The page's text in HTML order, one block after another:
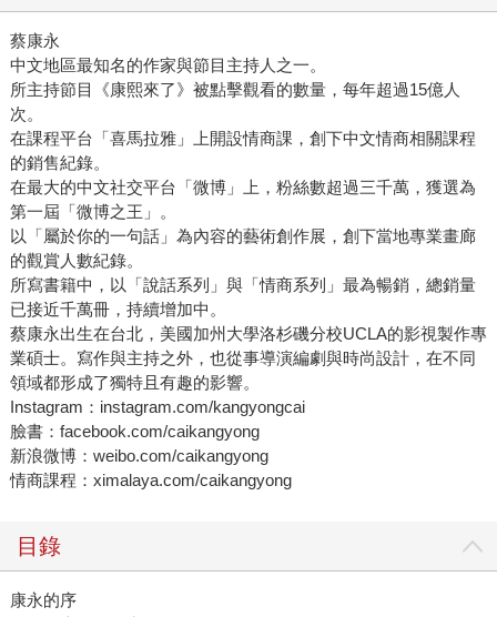
蔡康永
中文地區最知名的作家與節目主持人之一。
所主持節目《康熙來了》被點擊觀看的數量，每年超過15億人
次。
在課程平台「喜馬拉雅」上開設情商課，創下中文情商相關課程
的銷售紀錄。
在最大的中文社交平台「微博」上，粉絲數超過三千萬，獲選為
第一屆「微博之王」。
以「屬於你的一句話」為內容的藝術創作展，創下當地專業畫廊
的觀賞人數紀錄。
所寫書籍中，以「說話系列」與「情商系列」最為暢銷，總銷量
已接近千萬冊，持續增加中。
蔡康永出生在台北，美國加州大學洛杉磯分校UCLA的影視製作專
業碩士。寫作與主持之外，也從事導演編劇與時尚設計，在不同
領域都形成了獨特且有趣的影響。
Instagram：instagram.com/kangyongcai
臉書：facebook.com/caikangyong
新浪微博：weibo.com/caikangyong
情商課程：ximalaya.com/caikangyong
目錄
康永的序